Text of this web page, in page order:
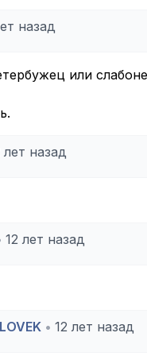
назад
или
лет назад
12 лет назад
• 12 лет назад